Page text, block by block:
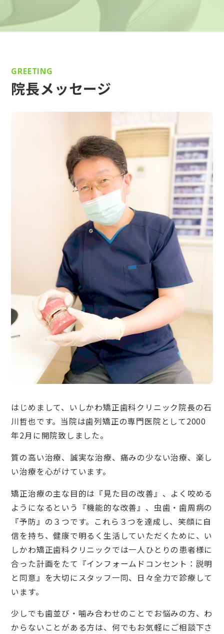
GREETING
院長メッセージ
はじめまして、いしかわ矯正歯科クリニック院長の石
川哲也です。当院は歯列矯正の専門医院として2000
年2月に開院致しました。
質の高い治療、誠実な治療、痛みの少ない治療、楽し
い治療を心がけています。
矯正治療の主な目的は『見た目の改善』、よく咬める
ようになるという『機能的な改善』、虫歯・歯周病の
『予防』の３つです。これら３つを達成し、笑顔に自
信を持ち、健康で明るく生活していただくために、い
しかわ矯正歯科クリニックでは一人ひとりの患者様に
合った計画をたて『インフォームドコンセント：説明
と同意』を大切にスタッフ一同、日々全力で診療して
います。
少しでも歯並び・噛み合わせのことでお悩みの方、わ
からないことがある方は、何でもお気軽にご相談下さ